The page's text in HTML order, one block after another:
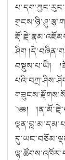
ཤིག
བསྡུས་པ་ཡི།
༄༅།